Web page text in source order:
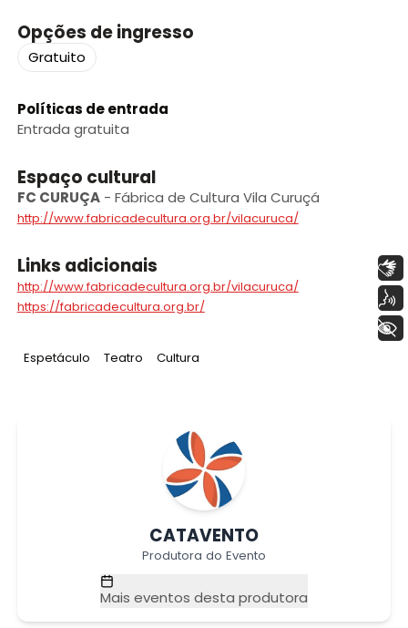
Opções de ingresso
Gratuito
Políticas de entrada
Entrada gratuita
Espaço cultural
FC CURUÇA- Fábrica de Cultura Vila Curuçá
http://www.fabricadecultura.org.br/vilacuruca/
Links adicionais
http://www.fabricadecultura.org.br/vilacuruca/
https://fabricadecultura.org.br/
Tag:
Espetáculo Tag:
Teatro Tag:
Cultura
CATAVENTO
Produtora do Evento
Mais eventos desta produtora